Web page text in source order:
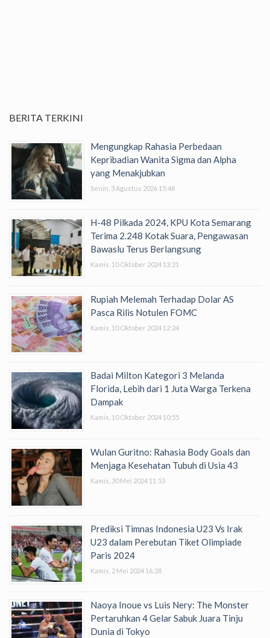
BERITA TERKINI
Mengungkap Rahasia Perbedaan
Kepribadian Wanita Sigma dan Alpha
yang Menakjubkan
Senin, 3 Agustus 2026 15:48
H-48 Pilkada 2024, KPU Kota Semarang
Terima 2.248 Kotak Suara, Pengawasan
Bawaslu Terus Berlangsung
Kamis, 10 Oktober 2024 13:21
Rupiah Melemah Terhadap Dolar AS
Pasca Rilis Notulen FOMC
Kamis, 10 Oktober 2024 12:24
Badai Milton Kategori 3 Melanda
Florida, Lebih dari 1 Juta Warga Terkena
Dampak
Kamis, 10 Oktober 2024 10:55
Wulan Guritno: Rahasia Body Goals dan
Menjaga Kesehatan Tubuh di Usia 43
Kamis, 30 Mei 2024 11:53
Prediksi Timnas Indonesia U23 Vs Irak
U23 dalam Perebutan Tiket Olimpiade
Paris 2024
Kamis, 2 Mei 2024 16:28
Naoya Inoue vs Luis Nery: The Monster
Pertaruhkan 4 Gelar Sabuk Juara Tinju
Dunia di Tokyo